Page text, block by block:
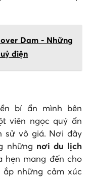
Dam - Những
điện
bí ẩn mình bên
viên ngọc quý ẩn
sử vô giá. Nơi đây
những nơi du lịch
hẹn mang đến cho
ắp những cảm xúc